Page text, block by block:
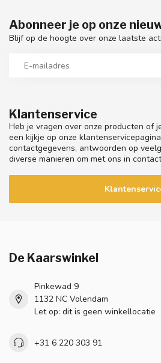
Klantenservice
Heb je vragen over onze producten of
een kijkje op onze
contactgegevens, antwoorden op
diverse manieren om met ons in
Abonneer je op onze
Blijf op de hoogte over onze laatste
De Kaarswinkel
Pinkewad 9
1132 NC Volendam
Let op: dit is geen winkellocatie
+31 6 220 303 91